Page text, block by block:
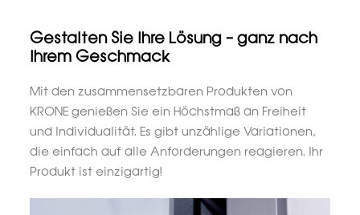
Gestalten Sie Ihre Lösung – ganz nach
Ihrem Geschmack
Mit den zusammensetzbaren Produkten von
KRONE genießen Sie ein Höchstmaß an Freiheit
und Individualität. Es gibt unzählige Variationen,
die einfach auf alle Anforderungen reagieren. Ihr
Produkt ist einzigartig!